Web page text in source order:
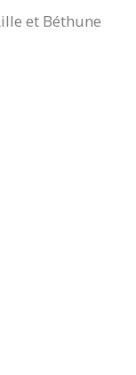
et Béthune